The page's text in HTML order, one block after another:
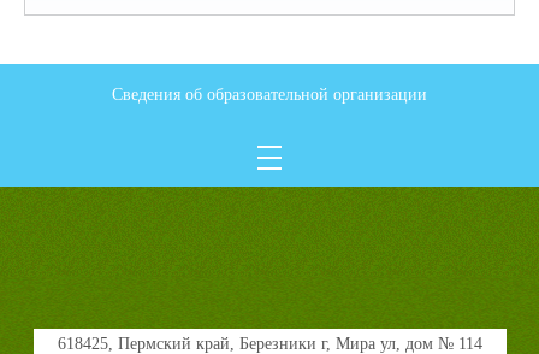
Сведения об образовательной организации
618425, Пермский край, Березники г, Мира ул, дом № 114